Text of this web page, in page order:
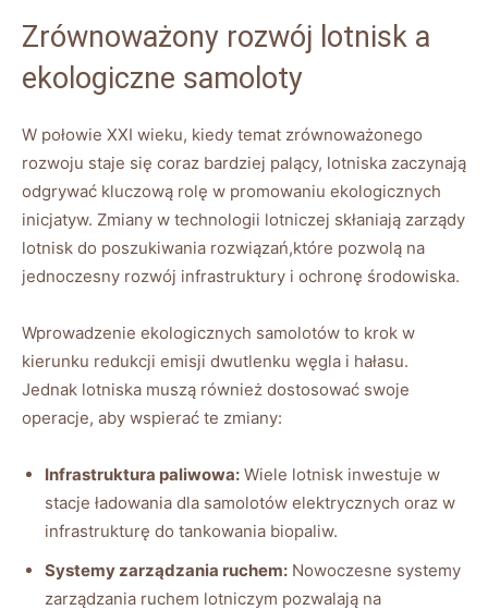
Zrównoważony rozwój lotnisk a
ekologiczne samoloty
W połowie XXI wieku, kiedy temat zrównoważonego
rozwoju staje się coraz bardziej palący, lotniska zaczynają
odgrywać kluczową rolę w promowaniu ekologicznych
inicjatyw. Zmiany w technologii lotniczej skłaniają zarządy
lotnisk do poszukiwania rozwiązań,które pozwolą na
jednoczesny rozwój infrastruktury i ochronę środowiska.
Wprowadzenie ekologicznych samolotów to krok w
kierunku redukcji emisji dwutlenku węgla i hałasu.
Jednak lotniska muszą również dostosować swoje
operacje, aby wspierać te zmiany:
Infrastruktura paliwowa: Wiele lotnisk inwestuje w
stacje ładowania dla samolotów elektrycznych oraz w
infrastrukturę do tankowania biopaliw.
Systemy zarządzania ruchem: Nowoczesne systemy
zarządzania ruchem lotniczym pozwalają na